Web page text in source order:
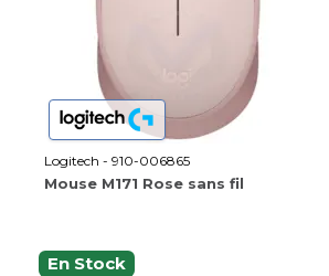
Logitech - 910-006865
Mouse M171 Rose sans fil
En Stock